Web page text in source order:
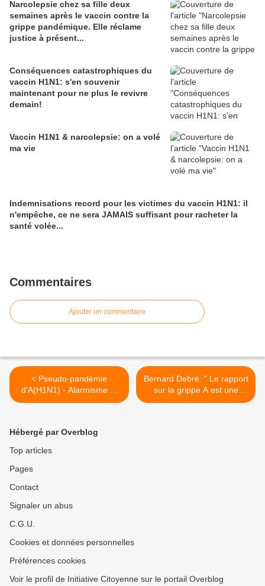
Narcolepsie chez sa fille deux
semaines après le vaccin contre la
grippe pandémique. Elle réclame
justice à présent...
Conséquences catastrophiques du
vaccin H1N1: s'en souvenir
maintenant pour ne plus le revivre
demain!
Vaccin H1N1 & narcolepsie: on a volé
ma vie
Indemnisations record pour les victimes du vaccin H1N1: il
n'empêche, ce ne sera JAMAIS suffisant pour racheter la
santé volée...
Commentaires
Ajouter un commentaire
< Pseudo-pandémie
d'A(H1N1) - Alarmisme et
gaspillage de fonds publics
Bernard Debré: " Le rapport
sur la grippe A est une
mascarade" >
Hébergé par Overblog
Top articles
Pages
Contact
Signaler un abus
C.G.U.
Cookies et données personnelles
Préférences cookies
Voir le profil de Initiative Citoyenne sur le portail Overblog